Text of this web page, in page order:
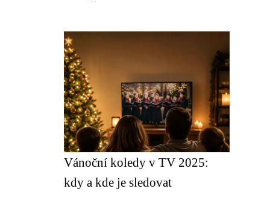
Vánoční koledy v TV 2025:
kdy a kde je sledovat